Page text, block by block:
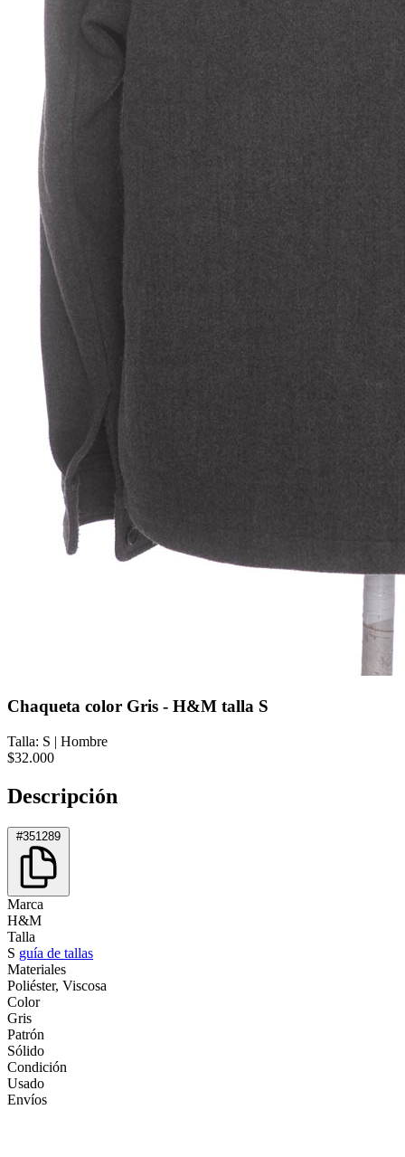
Chaqueta color Gris - H&M talla S
Talla: S | Hombre
$32.000
Descripción
#351289
Marca
H&M
Talla
S guía de tallas
Materiales
Poliéster, Viscosa
Color
Gris
Patrón
Sólido
Condición
Usado
Envíos